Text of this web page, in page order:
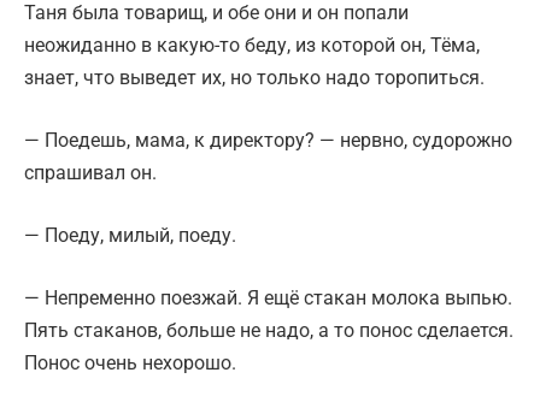
Таня была товарищ, и обе они и он попали
неожиданно в какую-то беду, из которой он, Тёма,
знает, что выведет их, но только надо торопиться.
— Поедешь, мама, к директору? — нервно, судорожно
спрашивал он.
— Поеду, милый, поеду.
— Непременно поезжай. Я ещё стакан молока выпью.
Пять стаканов, больше не надо, а то понос сделается.
Понос очень нехорошо.